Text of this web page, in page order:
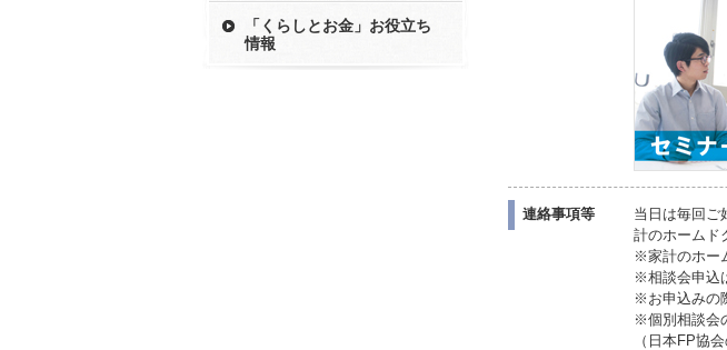
「くらしとお金」お役立ち
情報
連絡事項等
当日は毎回ご
計のホームド
※家計のホー
※相談会申込
※お申込みの
※個別相談会
（日本FP協